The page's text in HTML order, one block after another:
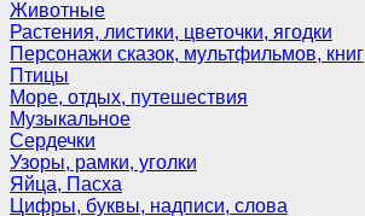
Животные
Растения, листики, цветочки, ягодки
Персонажи сказок, мультфильмов, книг
Птицы
Море, отдых, путешествия
Музыкальное
Сердечки
Узоры, рамки, уголки
Яйца, Пасха
Цифры, буквы, надписи, слова